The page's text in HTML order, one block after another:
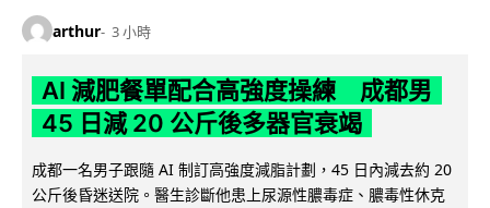
arthur 3 小時
AI 減肥餐單配合高強度操練 成都男
45 日減 20 公斤後多器官衰竭
成都一名男子跟隨 AI 制訂高強度減脂計劃，45 日內減去約 20
公斤後昏迷送院。醫生診斷他患上尿源性膿毒症、膿毒性休克